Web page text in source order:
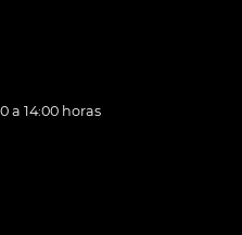
a 14:00 horas